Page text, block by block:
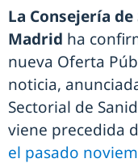
La Consejería
Madrid ha
nueva Oferta
noticia,
Sectorial de
viene precedida
el pasado